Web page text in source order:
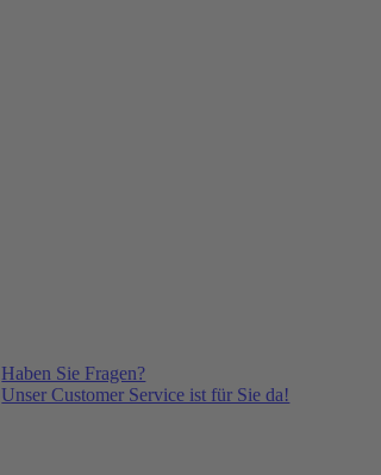
Haben Sie Fragen?
Unser Customer Service ist für Sie da!